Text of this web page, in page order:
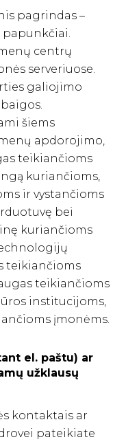
pagrindas –
papunkčiai.
centrų
serveriuose.
galiojimo
šiems
apdorojimo,
teikiančioms
kuriančioms,
ir vystančioms
bei
kuriančioms
teikiančioms
teikiančioms
institucijoms,
įmonėms.
el. paštu) ar
užklausų
kontaktais ar
pateikiate